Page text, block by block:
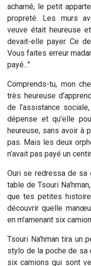
acharné, le petit
propreté. Les murs
veuve était heureuse
devait-elle payer. Ce
Vous faites erreur
payé..."
Comprends-tu, mon
très heureuse
de l’assistance
dépense et qu’elle
heureuse, sans avoir à
pas. Mais les deux
n’avait pas payé un
Ouri se redressa de sa
table de Tsouri
que tes petites
découvrir quelle
en m’amenant six
Tsouri Na’hman tira un
stylo de la poche de sa
six camions qui sont